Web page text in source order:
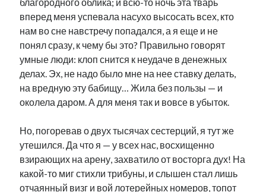
вперед меня успевала насухо высосать всех, кто
нам во сне навстречу попадался, а я еще и не
понял сразу, к чему бы это? Правильно говорят
умные люди: клоп снится к неудаче в денежных
делах. Эх, не надо было мне на нее ставку делать,
на вредную эту бабищу… Жила без пользы — и
околела даром. А для меня так и вовсе в убыток.
Но, погоревав о двух тысячах сестерций, я тут же
утешился. Да что я — у всех нас, восхищенно
взирающих на арену, захватило от восторга дух! На
какой-то миг стихли трибуны, и слышен стал лишь
отчаянный визг и вой лотерейных номеров, топот